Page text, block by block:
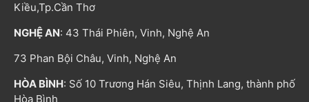
Kiều,Tp.Cần Thơ
NGHỆ AN: 43 Thái Phiên, Vinh, Nghệ An
73 Phan Bội Châu, Vinh, Nghệ An
HÒA BÌNH: Số 10 Trương Hán Siêu, Thịnh Lang, thành phố
Hòa Bình